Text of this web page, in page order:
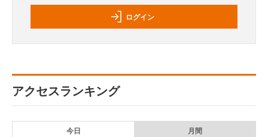
ログイン
アクセスランキング
今日 月間